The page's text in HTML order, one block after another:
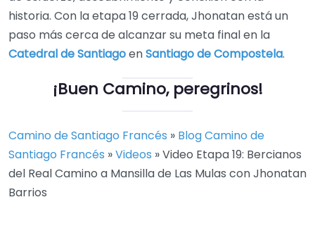
historia. Con la etapa 19 cerrada, Jhonatan está un
paso más cerca de alcanzar su meta final en la
Catedral de SantiagoenSantiago de Compostela.
¡Buen Camino, peregrinos!
Camino de Santiago Francés » Blog Camino de
Santiago Francés »Videos »Video Etapa 19: Bercianos
del Real Camino a Mansilla de Las Mulas con Jhonatan
Barrios